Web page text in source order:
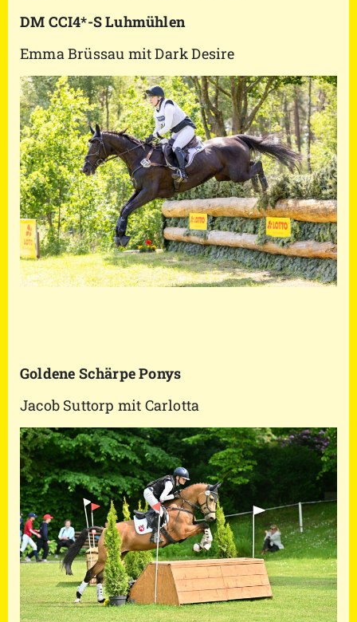
DM CCI4*-S Luhmühlen
Emma Brüssau mit Dark Desire
Goldene Schärpe Ponys
Jacob Suttorp mit Carlotta